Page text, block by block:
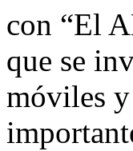
con “El
que se
móviles y